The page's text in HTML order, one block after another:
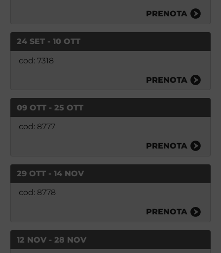
PRENOTA
24 SET - 10 OTT
cod: 7318
PRENOTA
09 OTT - 25 OTT
cod: 8777
PRENOTA
29 OTT - 14 NOV
cod: 8778
PRENOTA
12 NOV - 28 NOV